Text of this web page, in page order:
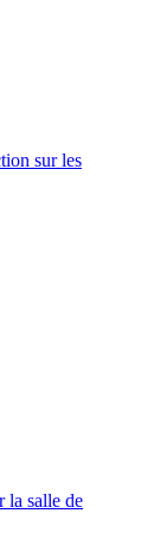
sur les
la salle de